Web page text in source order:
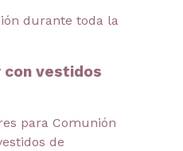
durante toda la
vestidos
para Comunión
de